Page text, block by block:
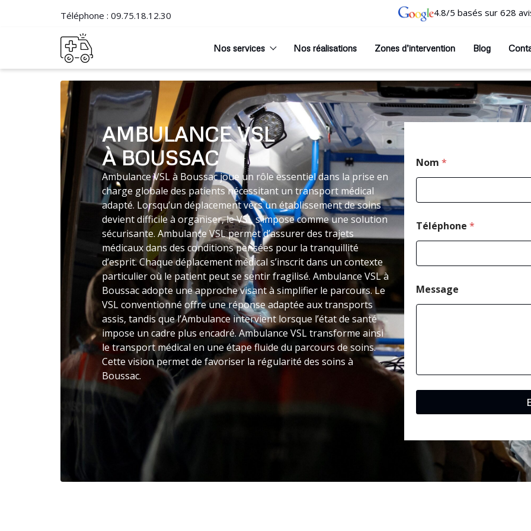
Téléphone : 09.75.18.12.30 4.8/5 basés sur 628
Nos services Nos réalisations Zones d’intervention Blog
AMBULANCE VSL
À BOUSSAC
Ambulance VSL à Boussac joue un rôle essentiel dans la prise en
charge globale des patients nécessitant un transport médical
adapté. Lorsqu’un déplacement vers un établissement de soins
devient difficile à organiser, le VSL s’impose comme une solution
sécurisante. Ambulance VSL permet d’assurer des trajets
médicaux dans des conditions pensées pour la tranquillité
d’esprit. Chaque déplacement médical s’inscrit dans un contexte
particulier où le patient peut se sentir fragilisé. Ambulance VSL à
Boussac adopte une approche visant à simplifier le parcours. Le
VSL conventionné offre une réponse adaptée aux transports
assis, tandis que l’Ambulance intervient lorsque l’état de santé
impose un cadre plus encadré. Ambulance VSL transforme ainsi
le transport médical en une étape fluide du parcours de soins.
Cette vision permet de favoriser la régularité des soins à
Boussac.
Nom *
Téléphone *
Message